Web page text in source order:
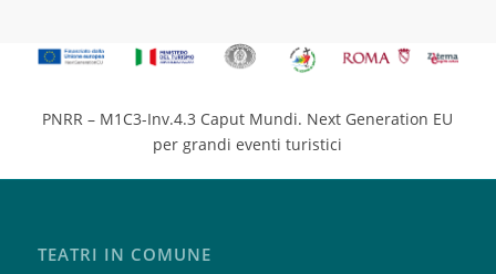
PNRR – M1C3-Inv.4.3 Caput Mundi. Next Generation EU
per grandi eventi turistici
TEATRI IN COMUNE